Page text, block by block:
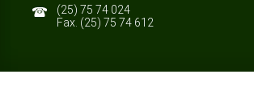
(25) 75 74 024
Fax. (25) 75 74 612